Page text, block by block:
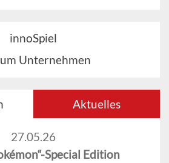
innoSpiel
Unternehmen
Aktuelles
27.05.26
Special Edition